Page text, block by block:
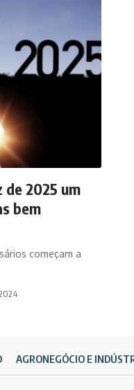
2025 um
bem
começam a
AGRONEGÓCIO E